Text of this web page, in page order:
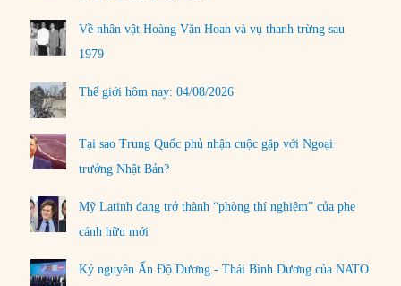
Về nhân vật Hoàng Văn Hoan và vụ thanh trừng sau
1979
Thế giới hôm nay: 04/08/2026
Tại sao Trung Quốc phủ nhận cuộc gặp với Ngoại
trưởng Nhật Bản?
Mỹ Latinh đang trở thành “phòng thí nghiệm” của phe
cánh hữu mới
Kỷ nguyên Ấn Độ Dương - Thái Bình Dương của NATO